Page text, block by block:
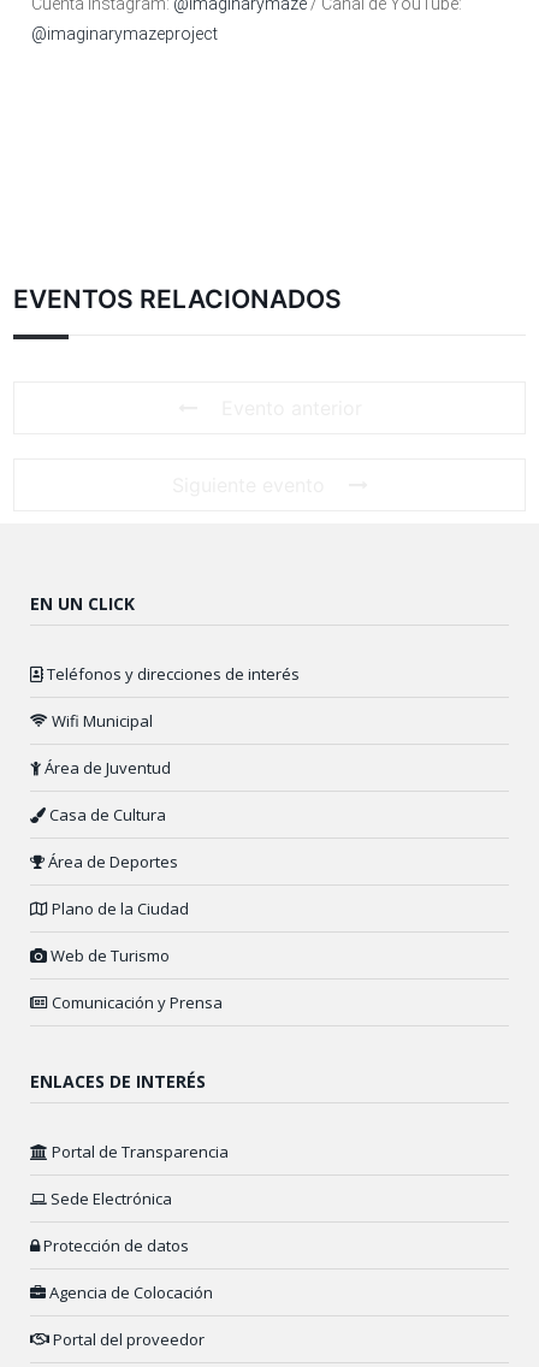
@imaginarymazeproject
EVENTOS RELACIONADOS
EN UN CLICK
Teléfonos y direcciones de interés
Wifi Municipal
Área de Juventud
Casa de Cultura
Área de Deportes
Plano de la Ciudad
Web de Turismo
Comunicación y Prensa
ENLACES DE INTERÉS
Portal de Transparencia
Sede Electrónica
Protección de datos
Agencia de Colocación
Portal del proveedor